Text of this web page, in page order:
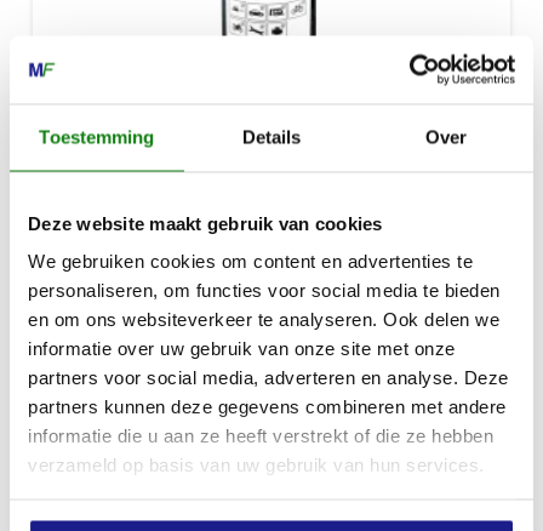
Toestemming Details Over
Deze website maakt gebruik van cookies
We gebruiken cookies om content en advertenties te
personaliseren, om functies voor social media te bieden
en om ons websiteverkeer te analyseren. Ook delen we
informatie over uw gebruik van onze site met onze
partners voor social media, adverteren en analyse. Deze
partners kunnen deze gegevens combineren met andere
informatie die u aan ze heeft verstrekt of die ze hebben
verzameld op basis van uw gebruik van hun services.
MULTISPRAY, 400 ML
€11,30